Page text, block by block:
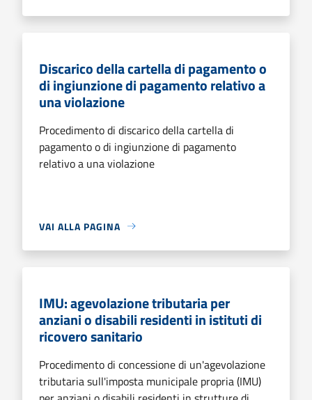
Discarico della cartella di pagamento o
di ingiunzione di pagamento relativo a
una violazione
Procedimento di discarico della cartella di
pagamento o di ingiunzione di pagamento
relativo a una violazione
VAI ALLA PAGINA
IMU: agevolazione tributaria per
anziani o disabili residenti in istituti di
ricovero sanitario
Procedimento di concessione di un'agevolazione
tributaria sull'imposta municipale propria (IMU)